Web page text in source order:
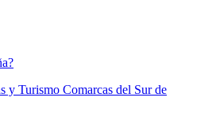
y Turismo Comarcas del Sur de